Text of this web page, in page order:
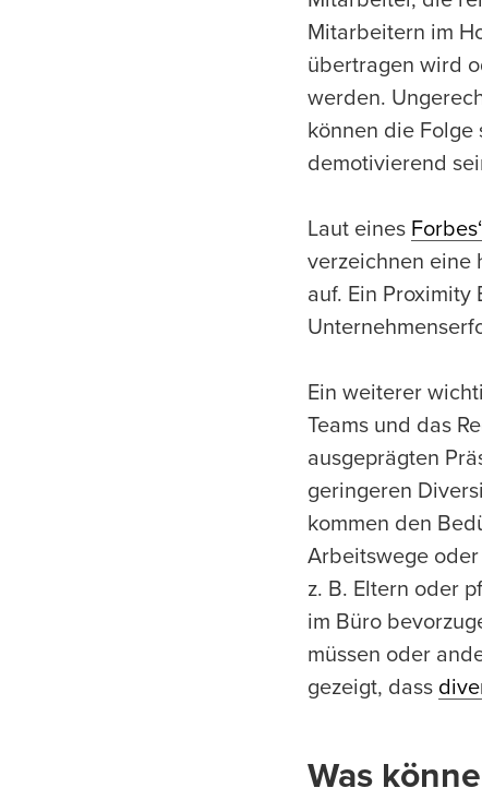
Mitarbeitern im
übertragen wird
werden.
können die
demotivierend
Laut eines
verzeichnen eine
auf. Ein
Ein weiterer
Teams und das
ausgeprägten
geringeren
kommen den
Arbeitswege
z. B. Eltern oder
im Büro
müssen oder
gezeigt, dass
Was